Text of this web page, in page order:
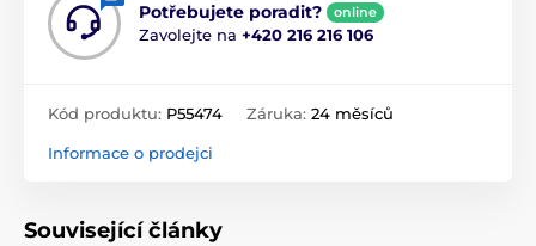
Potřebujete poradit? online
Zavolejte na +420 216 216 106
Kód produktu: P55474 Záruka: 24 měsíců
Informace o prodejci
Související články